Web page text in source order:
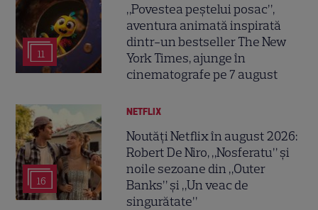
11
„Povestea peștelui posac”,
aventura animată inspirată
dintr-un bestseller The New
York Times, ajunge în
cinematografe pe 7 august
16
NETFLIX
Noutăți Netflix în august 2026:
Robert De Niro, „Nosferatu” și
noile sezoane din „Outer
Banks” și „Un veac de
singurătate”